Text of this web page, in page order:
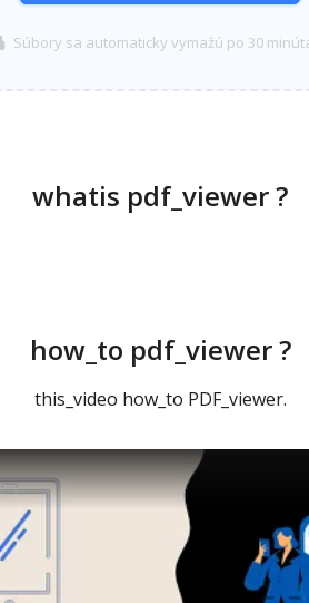
Súbory sa automaticky vymažú po 30
whatis pdf_viewer ?
how_to pdf_viewer ?
this_video how_to PDF_viewer.